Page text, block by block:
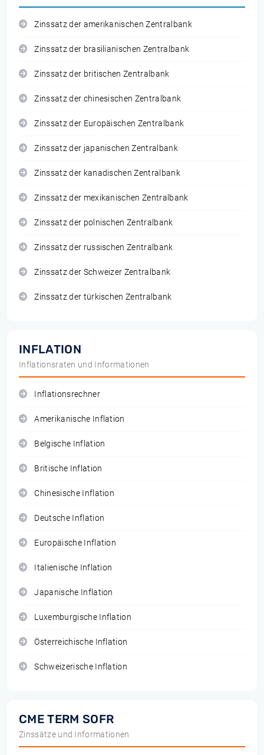
Zinssatz der amerikanischen Zentralbank
Zinssatz der brasilianischen Zentralbank
Zinssatz der britischen Zentralbank
Zinssatz der chinesischen Zentralbank
Zinssatz der Europäischen Zentralbank
Zinssatz der japanischen Zentralbank
Zinssatz der kanadischen Zentralbank
Zinssatz der mexikanischen Zentralbank
Zinssatz der polnischen Zentralbank
Zinssatz der russischen Zentralbank
Zinssatz der Schweizer Zentralbank
Zinssatz der türkischen Zentralbank
INFLATION
Inflationsraten und Informationen
Inflationsrechner
Amerikanische Inflation
Belgische Inflation
Britische Inflation
Chinesische Inflation
Deutsche Inflation
Europäische Inflation
Italienische Inflation
Japanische Inflation
Luxemburgische Inflation
Österreichische Inflation
Schweizerische Inflation
CME TERM SOFR
Zinssätze und Informationen